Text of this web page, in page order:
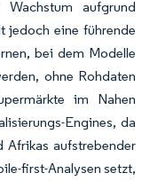
Wachstum aufgrund
jedoch eine führende
bei dem Modelle
ohne Rohdaten
im Nahen
Engines, da
Afrikas aufstrebender
first-Analysen setzt,